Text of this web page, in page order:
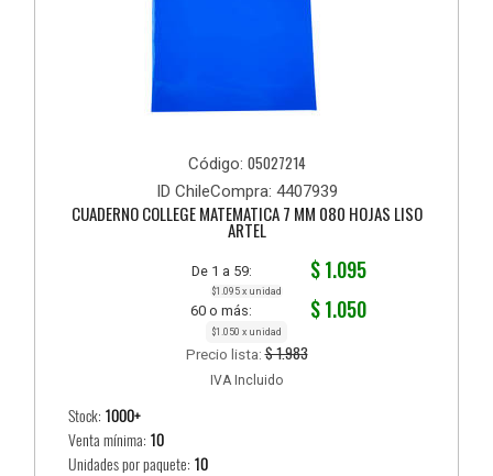
Código: 05027214
ID ChileCompra: 4407939
CUADERNO COLLEGE MATEMATICA 7 MM 080 HOJAS LISO
ARTEL
De 1 a 59: $ 1.095
$1.095 x unidad
60 o más: $ 1.050
$1.050 x unidad
Precio lista:$ 1.983
IVA Incluido
Stock: 1000+
Venta mínima: 10
Unidades por paquete: 10